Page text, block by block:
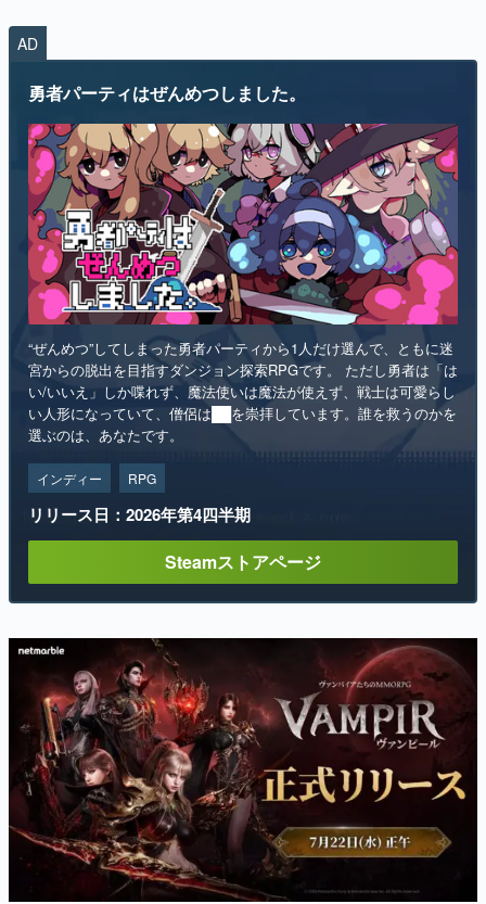
AD
勇者パーティはぜんめつしました。
“ぜんめつ”してしまった勇者パーティから1人だけ選んで、ともに迷
宮からの脱出を目指すダンジョン探索RPGです。 ただし勇者は「は
い/いいえ」しか喋れず、魔法使いは魔法が使えず、戦士は可愛らし
い人形になっていて、僧侶は██を崇拝しています。誰を救うのかを
選ぶのは、あなたです。
インディー RPG
リリース日：2026年第4四半期
Steamストアページ